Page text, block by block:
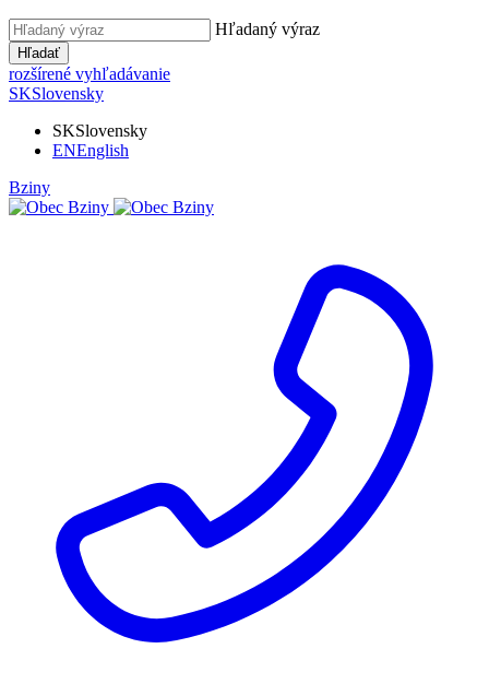
Hľadaný výraz
Hľadať
rozšírené vyhľadávanie
SKSlovensky
SKSlovensky
ENEnglish
Bziny